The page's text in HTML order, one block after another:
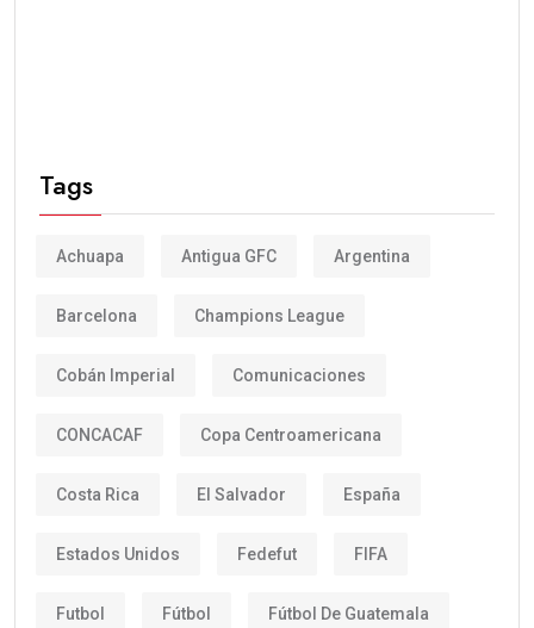
Tags
Achuapa Antigua GFC Argentina
Barcelona Champions League
Cobán Imperial Comunicaciones
CONCACAF Copa Centroamericana
Costa Rica El Salvador España
Estados Unidos Fedefut FIFA
Futbol Fútbol Fútbol De Guatemala